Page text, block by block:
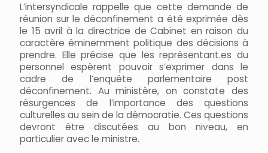
L’intersyndicale rappelle que cette demande de
réunion sur le déconfinement a été exprimée dès
le 15 avril à la directrice de Cabinet en raison du
caractère éminemment politique des décisions à
prendre. Elle précise que les représentant.es du
personnel espèrent pouvoir s’exprimer dans le
cadre de l’enquête parlementaire post
déconfinement. Au ministère, on constate des
résurgences de l’importance des questions
culturelles au sein de la démocratie. Ces questions
devront être discutées au bon niveau, en
particulier avec le ministre.